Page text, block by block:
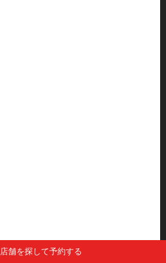
店舗を探して予約する